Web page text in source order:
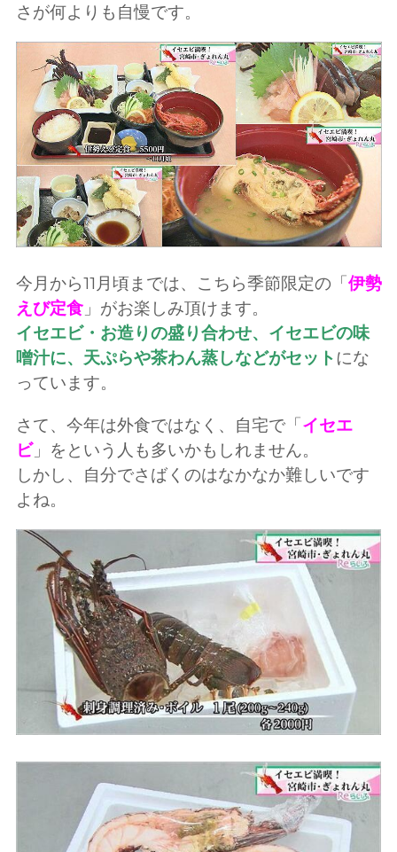
さが何よりも自慢です。
今月から11月頃までは、こちら季節限定の「伊勢
えび定食」がお楽しみ頂けます。
イセエビ・お造りの盛り合わせ、イセエビの味
噌汁に、天ぷらや茶わん蒸しなどがセット にな
っています。
さて、今年は外食ではなく、自宅で「イセエ
ビ」をという人も多いかもしれません。
しかし、自分でさばくのはなかなか難しいです
よね。